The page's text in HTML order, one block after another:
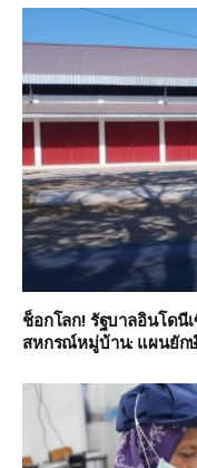
ช็อกโลก! รัฐบาลอินโดนี
สหกรณ์หมู่บ้าน: แผนยัก